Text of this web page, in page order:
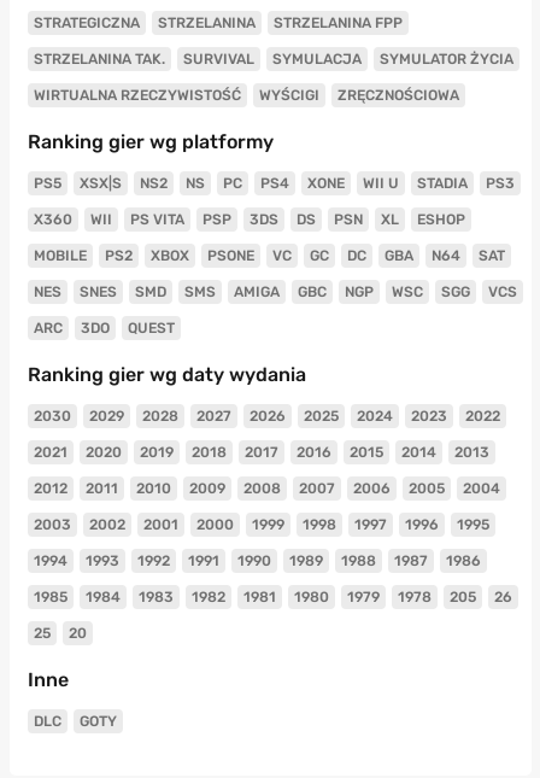
STRATEGICZNA STRZELANINA STRZELANINA FPP
STRZELANINA TAK. SURVIVAL SYMULACJA SYMULATOR ŻYCIA
WIRTUALNA RZECZYWISTOŚĆ WYŚCIGI ZRĘCZNOŚCIOWA
Ranking gier wg platformy
PS5 XSX|S NS2 NS PC PS4 XONE WII U STADIA PS3
X360 WII PS VITA PSP 3DS DS PSN XL ESHOP
MOBILE PS2 XBOX PSONE VC GC DC GBA N64 SAT
NES SNES SMD SMS AMIGA GBC NGP WSC SGG VCS
ARC 3DO QUEST
Ranking gier wg daty wydania
2030 2029 2028 2027 2026 2025 2024 2023 2022
2021 2020 2019 2018 2017 2016 2015 2014 2013
2012 2011 2010 2009 2008 2007 2006 2005 2004
2003 2002 2001 2000 1999 1998 1997 1996 1995
1994 1993 1992 1991 1990 1989 1988 1987 1986
1985 1984 1983 1982 1981 1980 1979 1978 205 26
25 20
Inne
DLC GOTY